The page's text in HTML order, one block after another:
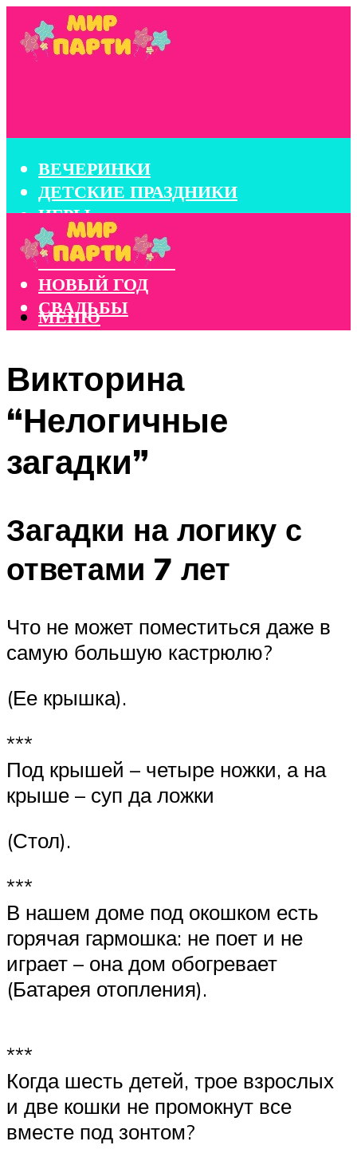
ВЕЧЕРИНКИ
ДЕТСКИЕ ПРАЗДНИКИ
ИГРЫ
КОНКУРСЫ
КОРПОРАТИВЫ
НОВЫЙ ГОД
СВАДЬБЫ
МЕНЮ
Викторина
“Нелогичные
загадки”
Загадки на логику с
ответами 7 лет
Что не может поместиться даже в
самую большую кастрюлю?
(Ее крышка).
***
Под крышей – четыре ножки, а на
крыше – суп да ложки
(Стол).
***
В нашем доме под окошком есть
горячая гармошка: не поет и не
играет – она дом обогревает
(Батарея отопления).
***
Когда шесть детей, трое взрослых
и две кошки не промокнут все
вместе под зонтом?